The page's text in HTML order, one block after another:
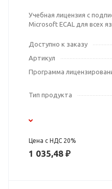
Учебная лицензия с
Microsoft ECAL для всех
Доступно к заказу
Артикул
Программа
Тип продукта
Цена с НДС 20%
1 035,48 ₽